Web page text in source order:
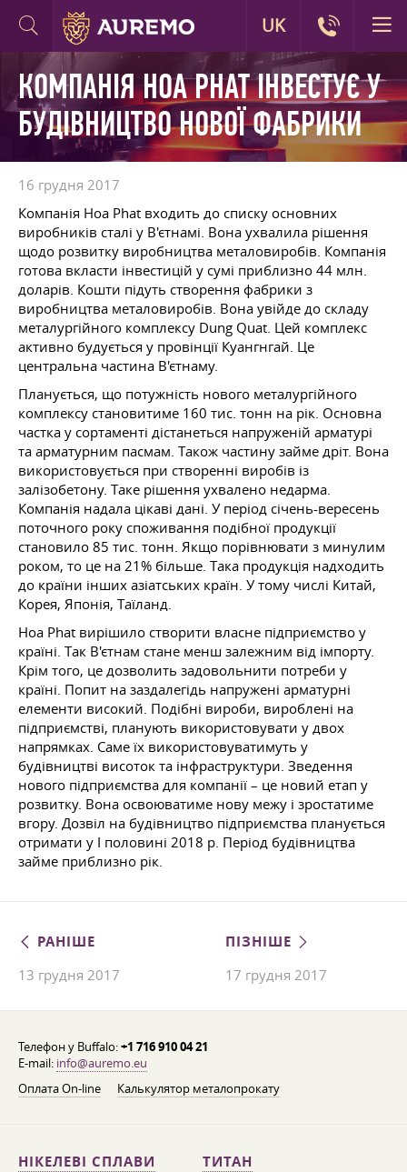
КОМПАНІЯ HOA PHAT ІНВЕСТУЄ У
БУДІВНИЦТВО НОВОЇ ФАБРИКИ
16 грудня 2017
Компанія Hoa Phat входить до списку основних
виробників сталі у В'єтнамі. Вона ухвалила рішення
щодо розвитку виробництва металовиробів. Компанія
готова вкласти інвестицій у сумі приблизно 44 млн.
доларів. Кошти підуть створення фабрики з
виробництва металовиробів. Вона увійде до складу
металургійного комплексу Dung Quat. Цей комплекс
активно будується у провінції Куангнгай. Це
центральна частина В'єтнаму.
Планується, що потужність нового металургійного
комплексу становитиме 160 тис. тонн на рік. Основна
частка у сортаменті дістанеться напруженій арматурі
та арматурним пасмам. Також частину займе дріт. Вона
використовується при створенні виробів із
залізобетону. Таке рішення ухвалено недарма.
Компанія надала цікаві дані. У період січень-вересень
поточного року споживання подібної продукції
становило 85 тис. тонн. Якщо порівнювати з минулим
роком, то це на 21% більше. Така продукція надходить
до країни інших азіатських країн. У тому числі Китай,
Корея, Японія, Таїланд.
Hoa Phat вирішило створити власне підприємство у
країні. Так В'єтнам стане менш залежним від імпорту.
Крім того, це дозволить задовольнити потреби у
країні. Попит на заздалегідь напружені арматурні
елементи високий. Подібні вироби, вироблені на
підприємстві, планують використовувати у двох
напрямках. Саме їх використовуватимуть у
будівництві висоток та інфраструктури. Зведення
нового підприємства для компанії – це новий етап у
розвитку. Вона освоюватиме нову межу і зростатиме
вгору. Дозвіл на будівництво підприємства планується
отримати у І половині 2018 р. Період будівництва
займе приблизно рік.
РАНІШЕ
13 грудня 2017
ПІЗНІШЕ
17 грудня 2017
Телефон у Buffalo:+1 716 910 04 21
E-mail: info@auremo.eu
Оплата On-line
Калькулятор металопрокату
НІКЕЛЕВІ СПЛАВИ ТИТАН
UK